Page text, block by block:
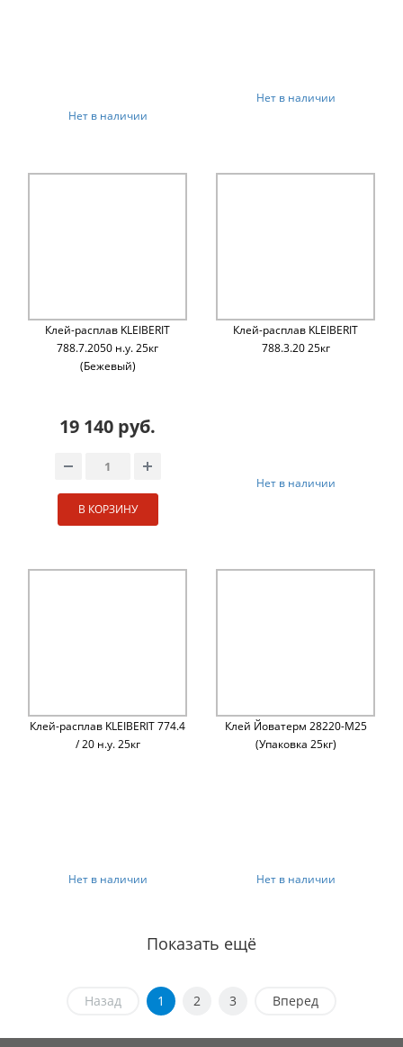
Нет в наличии
Нет в наличии
Клей-расплав KLEIBERIT
788.7.2050 н.у. 25кг
(Бежевый)
19 140 руб.
В КОРЗИНУ
Клей-расплав KLEIBERIT
788.3.20 25кг
Нет в наличии
Клей-расплав KLEIBERIT 774.4
/ 20 н.у. 25кг
Нет в наличии
Клей Йоватерм 28220-М25
(Упаковка 25кг)
Нет в наличии
Показать ещё
Назад 1 2 3 Вперед